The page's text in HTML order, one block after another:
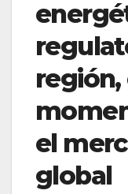
región,
el
global